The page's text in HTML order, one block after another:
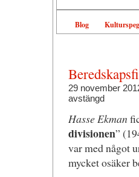
Blog
29 november
avstängd
Hasse Ekman
divisionen”
var med något
mycket osäker